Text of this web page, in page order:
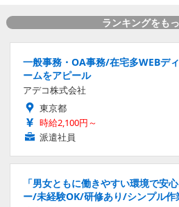
ランキングをも
一般事務・OA事務/在宅多WEBデ
ームをアピール
アデコ株式会社
東京都
時給2,100円～
派遣社員
「男女ともに働きやすい環境で安
ー/未経験OK/研修あり/シンプル